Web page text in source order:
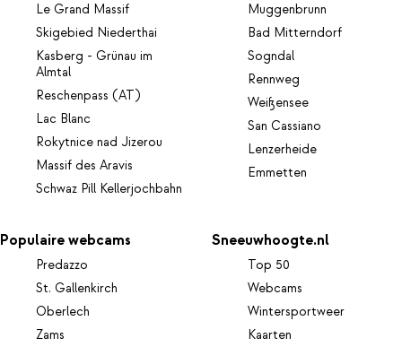
Le Grand Massif
Skigebied Niederthai
Kasberg - Grünau im
Almtal
Reschenpass (AT)
Lac Blanc
Rokytnice nad Jizerou
Massif des Aravis
Schwaz Pill Kellerjochbahn
Muggenbrunn
Bad Mitterndorf
Sogndal
Rennweg
Weißensee
San Cassiano
Lenzerheide
Emmetten
Populaire webcams
Predazzo
St. Gallenkirch
Oberlech
Zams
Sneeuwhoogte.nl
Top 50
Webcams
Wintersportweer
Kaarten